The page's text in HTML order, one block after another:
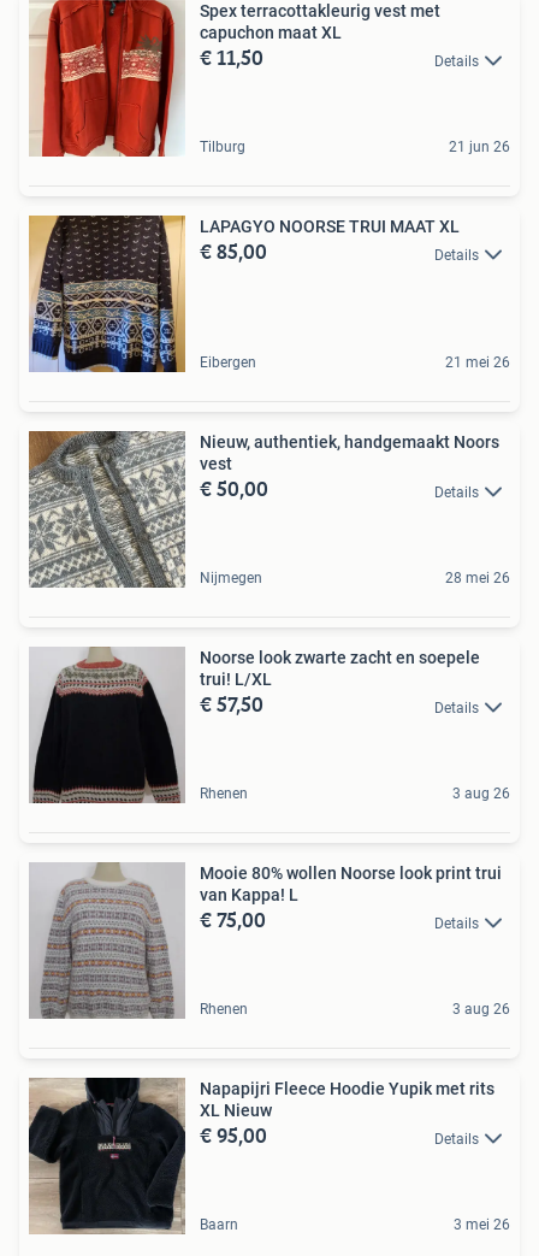
Spex terracottakleurig vest met
capuchon maat XL
€ 11,50 Details
Tilburg 21 jun 26
LAPAGYO NOORSE TRUI MAAT XL
€ 85,00 Details
Eibergen 21 mei 26
Nieuw, authentiek, handgemaakt Noors
vest
€ 50,00 Details
Nijmegen 28 mei 26
Noorse look zwarte zacht en soepele
trui! L/XL
€ 57,50 Details
Rhenen 3 aug 26
Mooie 80% wollen Noorse look print trui
van Kappa! L
€ 75,00 Details
Rhenen 3 aug 26
Napapijri Fleece Hoodie Yupik met rits
XL Nieuw
€ 95,00 Details
Baarn 3 mei 26